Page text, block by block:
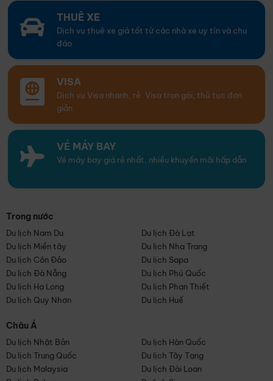
THUÊ XE
Dịch vụ thuê xe giá tốt từ các nhà xe uy tín và chu
đáo
VISA
Dịch vụ Visa nhanh, rẻ. Visa trọn gói, thủ tục đơn
giản
VÉ MÁY BAY
Vé máy bay giá rẻ nhất, nhiều khuyến mãi hấp dẫn
Trong nước
Du lịch Nam Du
Du lịch Đà Lạt
Du lịch Miền tây
Du lịch Nha Trang
Du lịch Côn Đảo
Du lịch Sapa
Du lịch Đà Nẵng
Du lịch Phú Quốc
Du lịch Hạ Long
Du lịch Phan Thiết
Du lịch Quy Nhơn
Du lịch Huế
Châu Á
Du lịch Nhật Bản
Du lịch Hàn Quốc
Du lịch Trung Quốc
Du lịch Tây Tạng
Du lịch Malaysia
Du lịch Đài Loan